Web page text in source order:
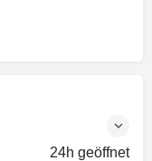
24h geöffnet